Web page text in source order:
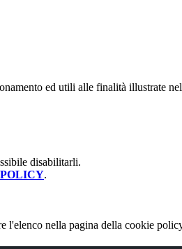
ed utili alle finalità illustrate
disabilitarli.
.
l'elenco nella pagina della cookie